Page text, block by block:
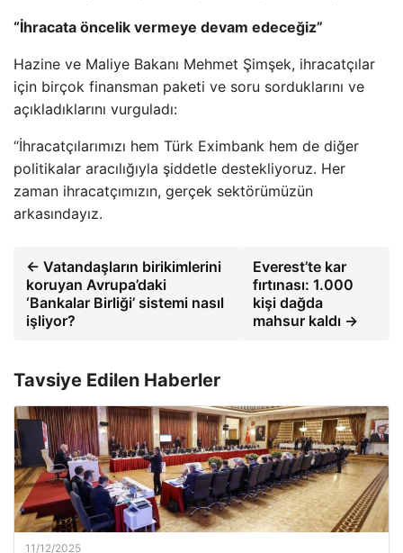
“İhracata öncelik vermeye devam edeceğiz”
Hazine ve Maliye Bakanı Mehmet Şimşek, ihracatçılar
için birçok finansman paketi ve soru sorduklarını ve
açıkladıklarını vurguladı:
“İhracatçılarımızı hem Türk Eximbank hem de diğer
politikalar aracılığıyla şiddetle destekliyoruz. Her
zaman ihracatçımızın, gerçek sektörümüzün
arkasındayız.
← Vatandaşların birikimlerini
koruyan Avrupa’daki
‘Bankalar Birliği’ sistemi nasıl
işliyor?
Everest’te kar
fırtınası: 1.000
kişi dağda
mahsur kaldı →
Tavsiye Edilen Haberler
11/12/2025